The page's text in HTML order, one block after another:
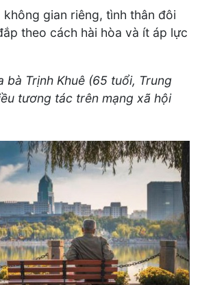
không gian riêng, tình thân đôi
theo cách hài hòa và ít áp lực
bà Trịnh Khuê (65 tuổi, Trung
tương tác trên mạng xã hội